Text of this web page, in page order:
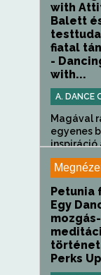
with
Balett
fiatal
-
with...
A. DANCE
Magával
egyenes
inspiráció
Petunia
Egy
történet
Perks